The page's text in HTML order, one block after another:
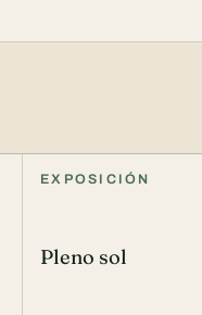
EXPOSICIÓN
Pleno sol